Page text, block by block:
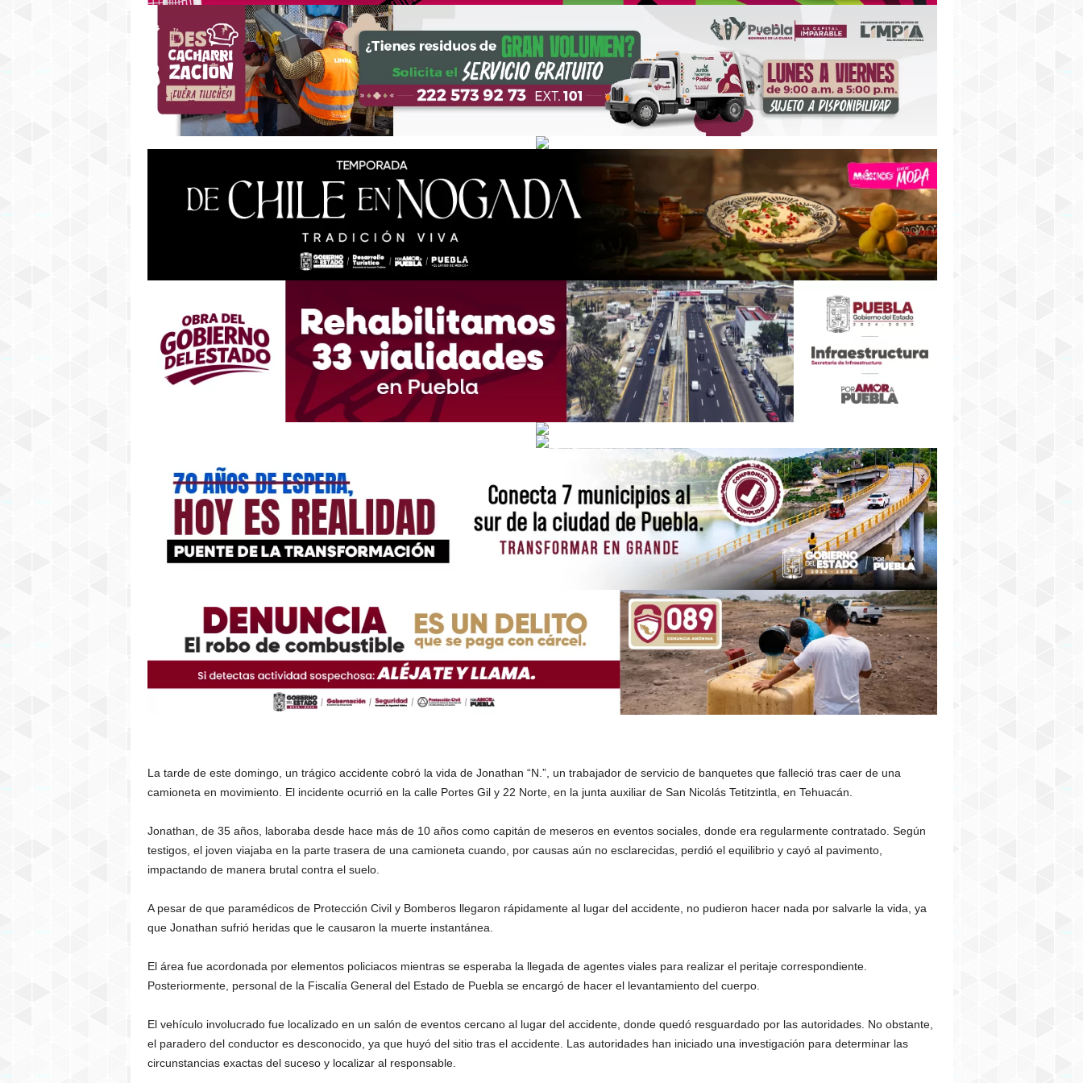
La tarde de este domingo, un trágico accidente cobró la vida de Jonathan “N.”, un trabajador de servicio de banquetes que falleció tras caer de una
camioneta en movimiento. El incidente ocurrió en la calle Portes Gil y 22 Norte, en la junta auxiliar de San Nicolás Tetitzintla, en Tehuacán.
Jonathan, de 35 años, laboraba desde hace más de 10 años como capitán de meseros en eventos sociales, donde era regularmente contratado. Según
testigos, el joven viajaba en la parte trasera de una camioneta cuando, por causas aún no esclarecidas, perdió el equilibrio y cayó al pavimento,
impactando de manera brutal contra el suelo.
A pesar de que paramédicos de Protección Civil y Bomberos llegaron rápidamente al lugar del accidente, no pudieron hacer nada por salvarle la vida, ya
que Jonathan sufrió heridas que le causaron la muerte instantánea.
El área fue acordonada por elementos policiacos mientras se esperaba la llegada de agentes viales para realizar el peritaje correspondiente.
Posteriormente, personal de la Fiscalía General del Estado de Puebla se encargó de hacer el levantamiento del cuerpo.
El vehículo involucrado fue localizado en un salón de eventos cercano al lugar del accidente, donde quedó resguardado por las autoridades. No obstante,
el paradero del conductor es desconocido, ya que huyó del sitio tras el accidente. Las autoridades han iniciado una investigación para determinar las
circunstancias exactas del suceso y localizar al responsable.